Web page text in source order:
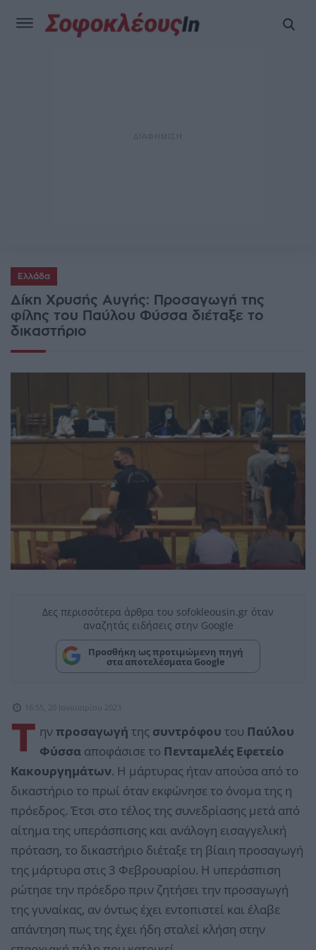
Ελλάδα
Δίκη Χρυσής Αυγής: Προσαγωγή της
φίλης του Παύλου Φύσσα διέταξε το
δικαστήριο
Δες περισσότερα άρθρα του sofokleousin.gr όταν
αναζητάς ειδήσεις στην Google
Προσθήκη ως προτιμώμενη πηγή
στα αποτελέσματα Google
16:55, 20 Ιανουαρίου 2023
Τ ηνπροσαγωγή της συντρόφου του Παύλου
Φύσσα αποφάσισε το Πενταμελές Εφετείο
Κακουργημάτων. Η μάρτυρας ήταν απούσα από το
δικαστήριο το πρωί όταν εκφώνησε το όνομα της η
πρόεδρος. Έτσι στο τέλος της συνεδρίασης μετά από
αίτημα της υπεράσπισης και ανάλογη εισαγγελική
πρόταση, το δικαστήριο διέταξε τη βίαιη προσαγωγή
της μάρτυρα στις 3 Φεβρουαρίου. Η υπεράσπιση
ρώτησε την πρόεδρο πριν ζητήσει την προσαγωγή
της γυναίκας, αν όντως έχει εντοπιστεί και έλαβε
απάντηση πως της έχει ήδη σταλεί κλήση στην